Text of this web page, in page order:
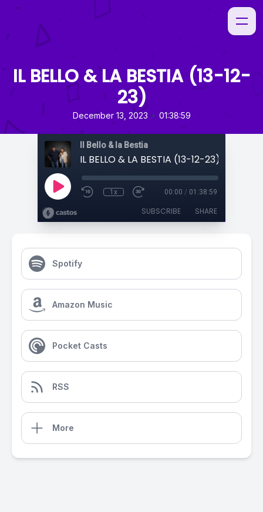
IL BELLO & LA BESTIA (13-12-
23)
December 13, 2023 • 01:38:59
Il Bello & la Bestia
IL BELLO & LA BESTIA (13-12-23)
1x 00:00 / 01:38:59
SUBSCRIBE SHARE
Spotify
Amazon Music
Pocket Casts
RSS
More